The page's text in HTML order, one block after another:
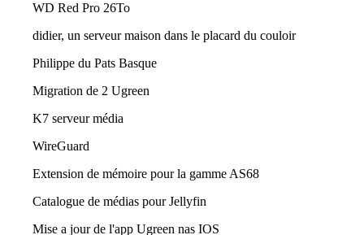
WD Red Pro 26To
didier, un serveur maison dans le placard du couloir
Philippe du Pats Basque
Migration de 2 Ugreen
K7 serveur média
WireGuard
Extension de mémoire pour la gamme AS68
Catalogue de médias pour Jellyfin
Mise a jour de l'app Ugreen nas IOS